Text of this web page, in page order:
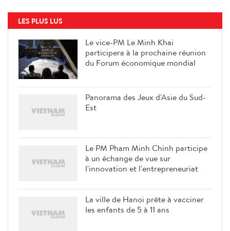
LES PLUS LUS
Le vice-PM Le Minh Khai
participera à la prochaine réunion
du Forum économique mondial
Panorama des Jeux d'Asie du Sud-
Est
Le PM Pham Minh Chinh participe
à un échange de vue sur
l'innovation et l'entrepreneuriat
La ville de Hanoi prête à vacciner
les enfants de 5 à 11 ans